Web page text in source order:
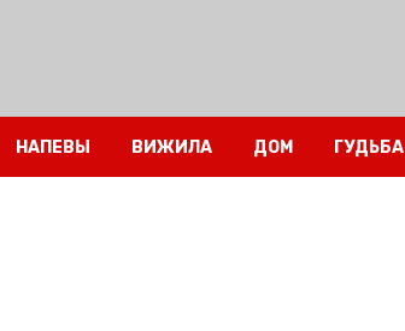
НАПЕВЫ ВИЖИЛА ДОМ ГУДЬБА